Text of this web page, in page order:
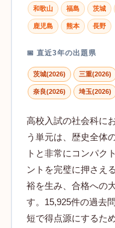
和歌山 福島 茨城
鹿児島 熊本 長野
📅 直近3年の出題県
茨城(2026) 三重(2026)
奈良(2026) 埼玉(2026)
高校入試の社会科に
う単元は、歴史全体
トと非常にコンパク
ントを完璧に押さえ
裕を生み、合格への
す。15,925件の過去
短で得点源にするた